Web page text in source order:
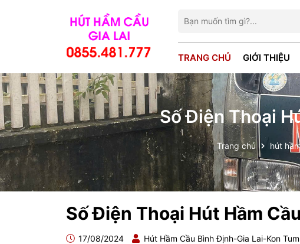
TRANG CHỦ GIỚI THIỆU
Số Điện Thoại
Trang chủ hút
Số Điện Thoại Hút Hầm
17/08/2024 Hút Hầm Cầu Bình Định-Gia Lai-Kon